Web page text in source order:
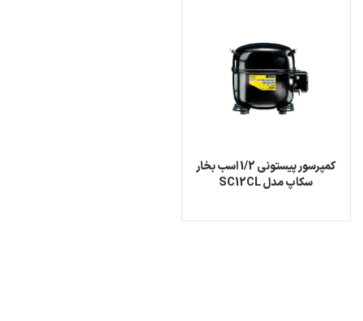
کمپرسور پیستونی 1/2 اسب بخار
سکاپ مدل SC12CL